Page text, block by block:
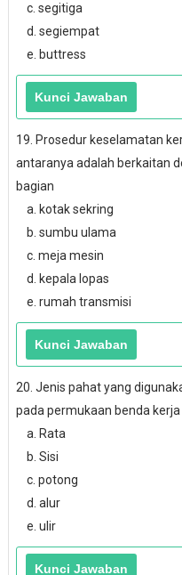
c. segitiga
d. segiempat
e. buttress
19. Prosedur keselamatan
antaranya adalah berkaitan
bagian
a. kotak sekring
b. sumbu ulama
c. meja mesin
d. kepala lopas
e. rumah transmisi
20. Jenis pahat yang
pada permukaan benda kerja
a. Rata
b. Sisi
c. potong
d. alur
e. ulir